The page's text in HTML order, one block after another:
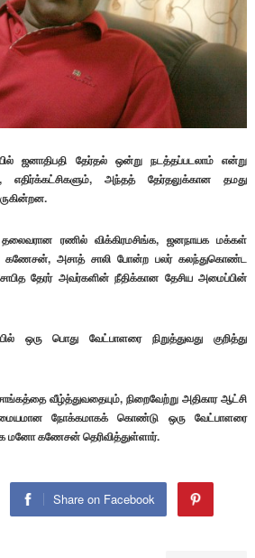
ஜனாதிபதி தேர்தல் ஒன்று நடத்தப்படலாம் என்று
எதிர்க்கட்சிகளும், அந்தத் தேர்தலுக்கான தமது
ரணில் விக்கிரமசிங்க, ஜனநாயக மக்கள்
அசாத் சாலி போன்ற பலர் கலந்துகொண்ட
தேரர் அவர்களின் நீதிக்கான தேசிய அமைப்பின்
ஒரு பொது வேட்பாளரை நிறுத்துவது குறித்து
வீழ்த்துவதையும், நிறைவேற்று அதிகார ஆட்சி
நோக்கமாகக் கொண்டு ஒரு வேட்பாளரை
மனோ கணேசன் தெரிவித்துள்ளார்.
Share on Facebook